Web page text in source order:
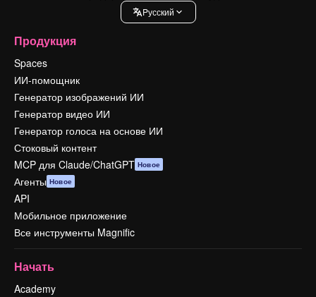
Pусский
Продукция
Spaces
ИИ-помощник
Генератор изображений ИИ
Генератор видео ИИ
Генератор голоса на основе ИИ
Стоковый контент
MCP для Claude/ChatGPT Новое
Агенты Новое
API
Мобильное приложение
Все инструменты Magnific
Начать
Academy